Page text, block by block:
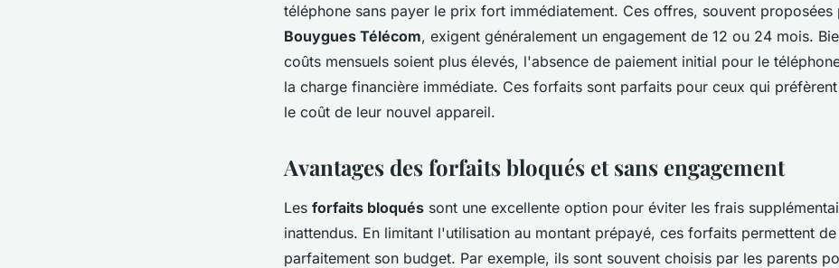
téléphone sans payer le prix fort immédiatement. Ces offres, souvent proposées
Bouygues Télécom, exigent généralement un engagement de 12 ou 24 mois.
coûts mensuels soient plus élevés, l'absence de paiement initial pour le
la charge financière immédiate. Ces forfaits sont parfaits pour ceux qui
le coût de leur nouvel appareil.
Avantages des forfaits bloqués et sans engagement
Les forfaits bloqués sont une excellente option pour éviter les frais
inattendus. En limitant l'utilisation au montant prépayé, ces forfaits permettent
parfaitement son budget. Par exemple, ils sont souvent choisis par les parents